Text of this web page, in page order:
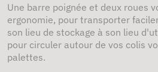
Une barre poignée et deux roues
ergonomie, pour transporter
son lieu de stockage à son lieu
pour circuler autour de vos colis
palettes.